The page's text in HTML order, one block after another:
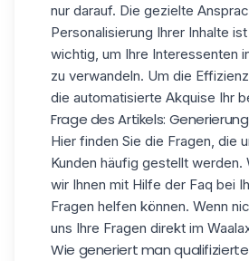
nur darauf. Die gezielte
Personalisierung Ihrer Inhalte
wichtig, um Ihre Interessenten
zu verwandeln. Um die
die automatisierte Akquise Ihr
Frage des Artikels:
Hier finden Sie die Fragen, die
Kunden häufig gestellt werden.
wir Ihnen mit Hilfe der Faq bei
Fragen helfen können. Wenn
uns Ihre Fragen direkt im
Wie generiert man